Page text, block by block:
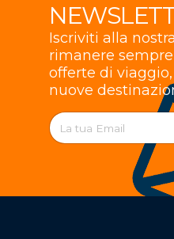
Iscriviti alla
rimanere
offerte di
nuove